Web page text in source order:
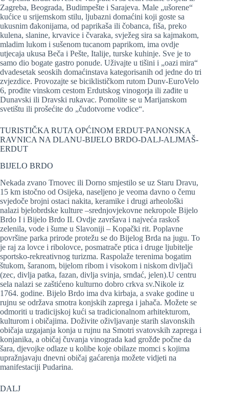
Zagreba, Beograda, Budimpešte i Sarajeva. Male „ušorene“
kućice u srijemskom stilu, ljubazni domaćini koji goste sa
ukusnim đakonijama, od paprikaša ili čobanca, fiša, preko
kulena, slanine, krvavice i čvaraka, svježeg sira sa kajmakom,
mladim lukom i sušenom tucanom paprikom, ima ovdje
utjecaja ukusa Beča i Pešte, Italije, turske kuhinje. Sve je to
samo dio bogate gastro ponude. Uživajte u tišini i „oazi mira“
dvadesetak seoskih domaćinstava kategorisanih od jedne do tri
zvjezdice. Provozajte se biciklističkom rutom Dunv-EuroVelo
6, prođite vinskom cestom Erdutskog vinogorja ili zađite u
Dunavski ili Dravski rukavac. Pomolite se u Marijanskom
svetištu ili prošećite do „čudotvorne vodice“.
TURISTIČKA RUTA OPĆINOM ERDUT-PANONSKA
RAVNICA NA DLANU-BIJELO BRDO-DALJ-ALJMAŠ-
ERDUT
BIJELO BRDO
Nekada zvano Trnovec ili Dorno smjestilo se uz Staru Dravu,
15 km istočno od Osijeka, naseljeno je veoma davno o čemu
svjedoče brojni ostaci nakita, keramike i drugi arheološki
nalazi bjelobrdske kulture –srednjovjekovne nekropole Bijelo
Brdo I i Bijelo Brdo II. Ovdje završava i najveća raskoš
zelenila, vode i šume u Slavoniji – Kopački rit. Poplavne
površine parka prirode protežu se do Bijelog Brda na jugu. To
je raj za lovce i ribolovce, posmatrače ptica i druge ljubitelje
sportsko-rekreativnog turizma. Raspolaže terenima bogatim
štukom, šaranom, bijelom ribom i visokom i niskom divljači
(zec, divlja patka, fazan, divlja svinja, srndać, jelen).U centru
sela nalazi se zaštićeno kulturno dobro crkva sv.Nikole iz
1764. godine. Bijelo Brdo ima dva kirbaja, a svake godine u
rujnu se održava smotra konjskih zaprega i jahača. Možete se
odmoriti u tradicijskoj kući sa tradicionalnom arhitekturom,
kulturom i običajima. Doživite oživljavanje starih slavonskih
običaja uzgajanja konja u rujnu na Smotri svatovskih zaprega i
konjanika, a običaj čuvanja vinograda kad grožđe počne da
šara, djevojke odlaze u kolibe koje obilaze momci s kojima
upražnjavaju dnevni običaj gaćarenja možete vidjeti na
manifestaciji Pudarina.
DALJ